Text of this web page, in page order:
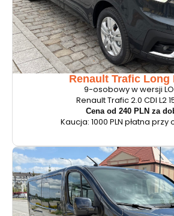
Renault Trafic Long
9-osobowy w wersji
Renault Trafic 2.0 CDI L2
Cena od 240 PLN za
Kaucja: 1000 PLN płatna